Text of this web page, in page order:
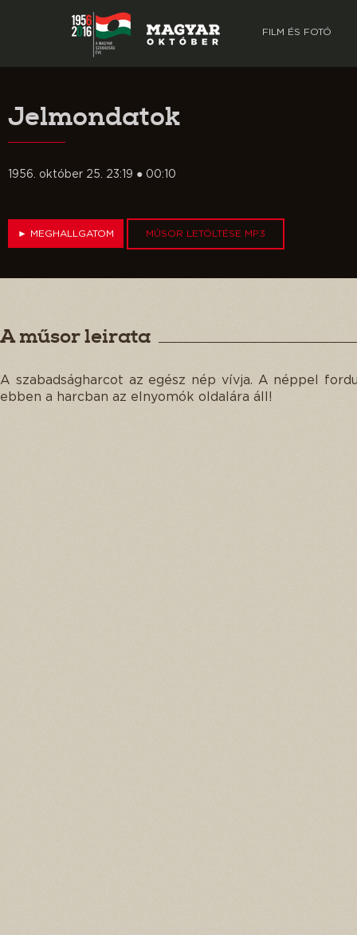
FILM ÉS FOTÓ
Jelmondatok
1956. október 25. 23:19 ● 00:10
► MEGHALLGATOM MŰSOR LETÖLTÉSE MP3
A műsor leirata
A szabadságharcot az egész nép vívja. A néppel
ebben a harcban az elnyomók oldalára áll!